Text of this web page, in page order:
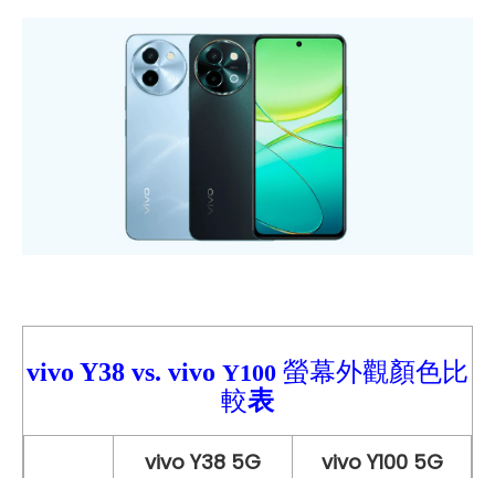
vivo Y38 vs. vivo Y100 螢幕外觀顏色比
較表
vivo Y38 5G vivo Y100 5G